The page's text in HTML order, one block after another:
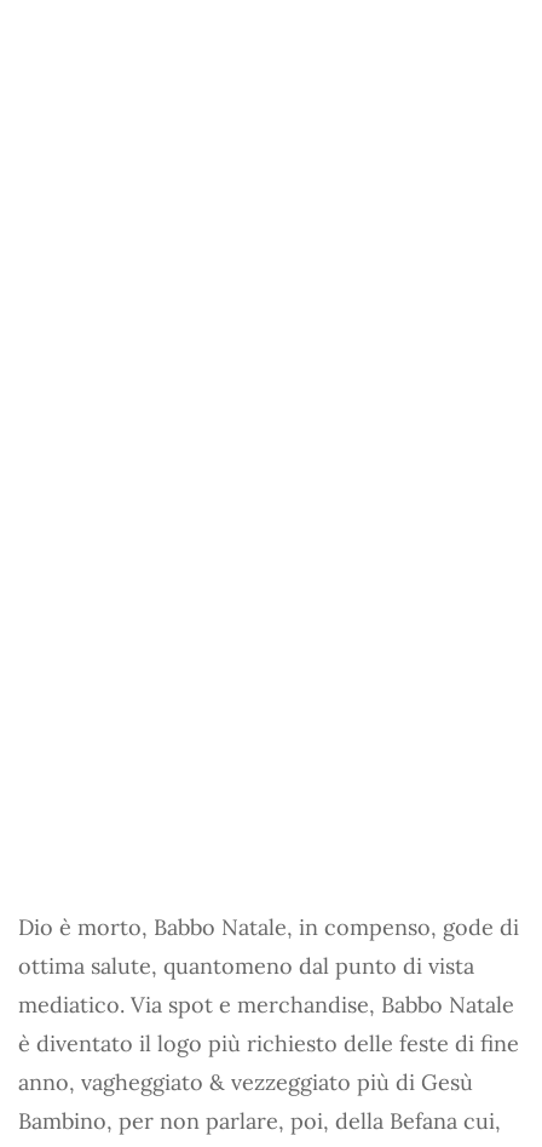
Dio è morto, Babbo Natale, in compenso, gode di
ottima salute, quantomeno dal punto di vista
mediatico. Via spot e merchandise, Babbo Natale
è diventato il logo più richiesto delle feste di fine
anno, vagheggiato & vezzeggiato più di Gesù
Bambino, per non parlare, poi, della Befana cui,